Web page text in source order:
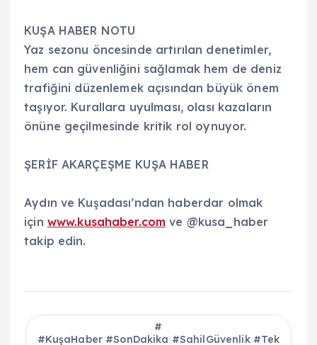
KUŞA HABER NOTU
Yaz sezonu öncesinde artırılan denetimler,
hem can güvenliğini sağlamak hem de deniz
trafiğini düzenlemek açısından büyük önem
taşıyor. Kurallara uyulması, olası kazaların
önüne geçilmesinde kritik rol oynuyor.
ŞERİF AKARÇEŞME KUŞA HABER
Aydın ve Kuşadası’ndan haberdar olmak
için www.kusahaber.com ve @kusa_haber
takip edin.
#KuşaHaber #SonDakika #SahilGüvenlik #Tek